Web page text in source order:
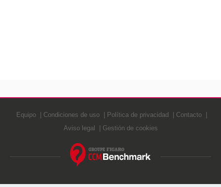
Equipo Condiciones de uso Política de privacidad
Contacto
Aviso legal
Gestión de cookies